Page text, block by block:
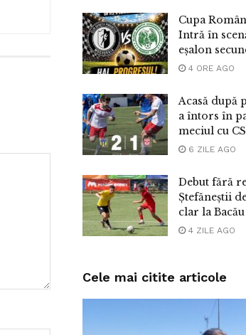
Cupa
Intră în
eșalon
4 ORE AGO
Acasă după
a întors în
meciul cu
6 ZILE AGO
Debut fără
Ștefăneștii
clar la Bacău
4 ZILE AGO
Cele mai citite articole